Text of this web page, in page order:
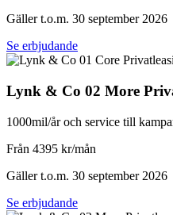
Gäller t.o.m. 30 september 2026
Se erbjudande
Lynk & Co 02 More
1000mil/år och service till
Från 4395 kr/mån
Gäller t.o.m. 30 september 2026
Se erbjudande